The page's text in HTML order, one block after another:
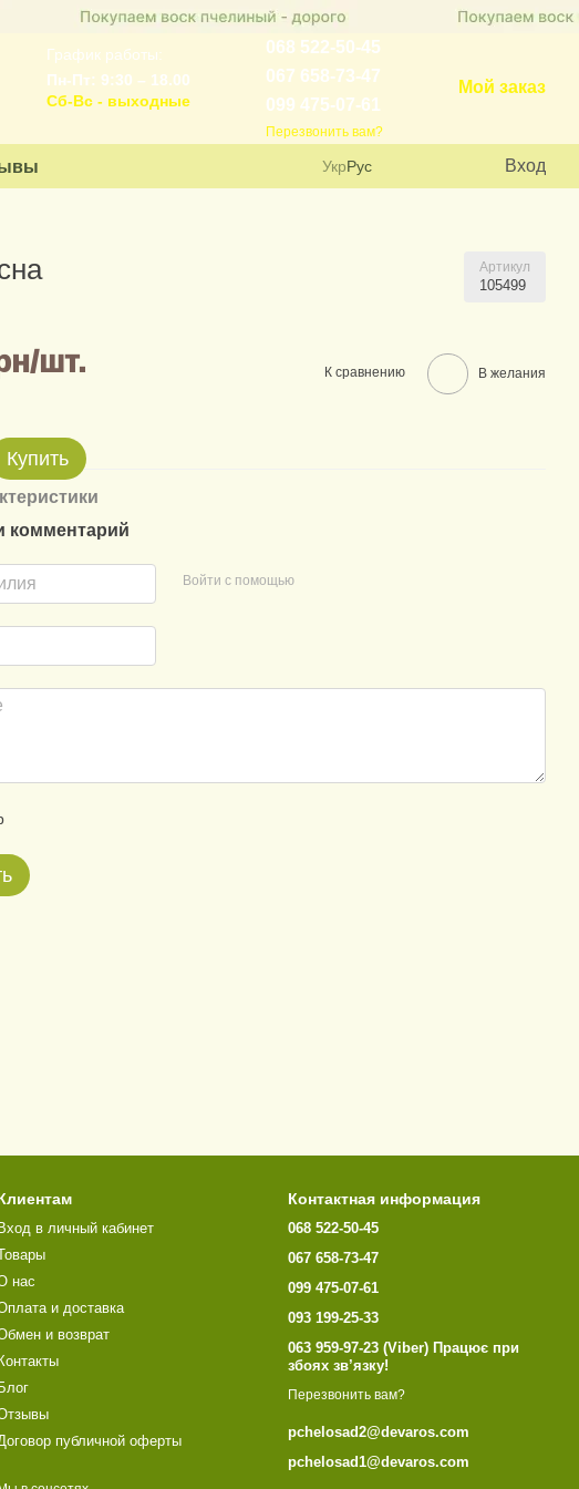
График работы:
Пн-Пт: 9:30 – 18.00
Сб-Вс - выходные
068 522-50-45
067 658-73-47
099 475-07-61
Перезвонить вам?
Мой заказ
УкрРус Вход
Артикул
105499
шт. К сравнению В желания
Купить
комментарий
Войти с помощью
Вход в личный кабинет
нас
и доставка
и возврат
Контакты
Блог
публичной оферты
Контактная информация
068 522-50-45
067 658-73-47
099 475-07-61
093 199-25-33
063 959-97-23 (Viber) Працює при
збоях зв’язку!
Перезвонить вам?
pchelosad2@devaros.com
pchelosad1@devaros.com